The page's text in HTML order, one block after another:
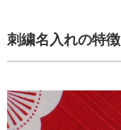
刺繍名入れの特徴